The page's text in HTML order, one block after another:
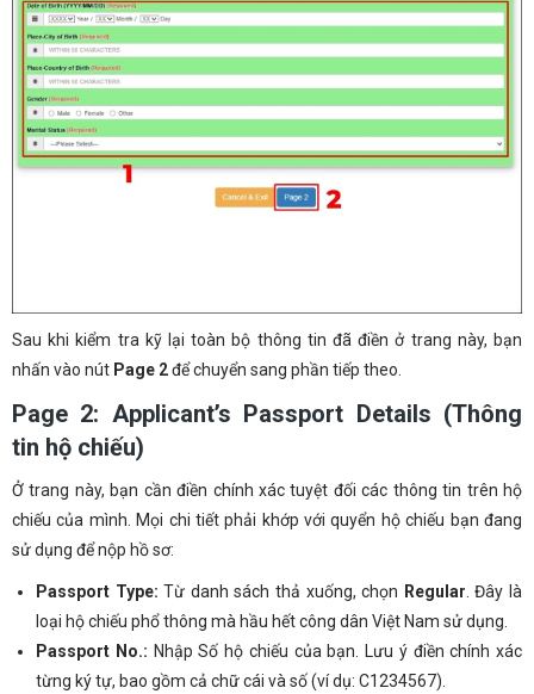
Sau khi kiểm tra kỹ lại toàn bộ thông tin đã điền ở trang này, bạn
nhấn vào nút Page 2để chuyển sang phần tiếp theo.
Page 2: Applicant’s Passport Details (Thông
tin hộ chiếu)
Ở trang này, bạn cần điền chính xác tuyệt đối các thông tin trên hộ
chiếu của mình. Mọi chi tiết phải khớp với quyển hộ chiếu bạn đang
sử dụng để nộp hồ sơ:
Passport Type:Từ danh sách thả xuống, chọn Regular . Đây là
loại hộ chiếu phổ thông mà hầu hết công dân Việt Nam sử dụng.
Passport No.: Nhập Số hộ chiếu của bạn. Lưu ý điền chính xác
từng ký tự, bao gồm cả chữ cái và số (ví dụ: C1234567).